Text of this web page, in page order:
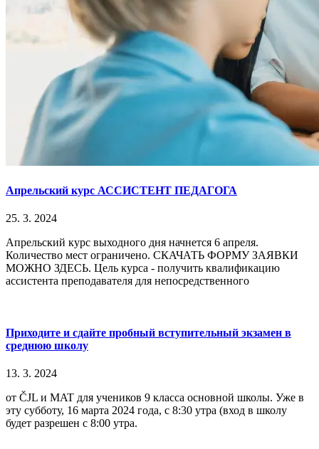
Апрельский курс АССИСТЕНТ ПЕДАГОГА
25. 3. 2024
Апрельский курс выходного дня начнется 6 апреля.
Количество мест ограничено. СКАЧАТЬ ФОРМУ ЗАЯВКИ
МОЖНО ЗДЕСЬ. Цель курса - получить квалификацию
ассистента преподавателя для непосредственного
Приходите и сдайте пробный вступительный экзамен в
среднюю школу
13. 3. 2024
от ČJL и MAT для учеников 9 класса основной школы. Уже в
эту субботу, 16 марта 2024 года, с 8:30 утра (вход в школу
будет разрешен с 8:00 утра.